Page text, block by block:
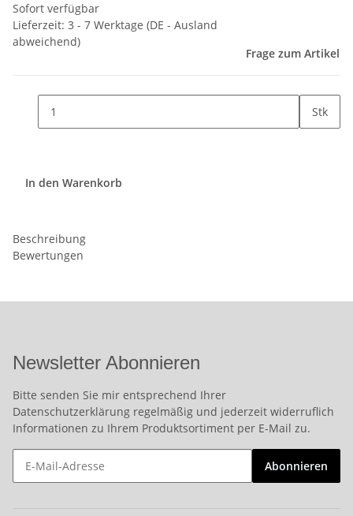
Sofort verfügbar
Lieferzeit: 3 - 7 Werktage (DE - Ausland
abweichend)
Frage zum Artikel
Stk
In den Warenkorb
Beschreibung
Bewertungen
Newsletter Abonnieren
Bitte senden Sie mir entsprechend Ihrer
Datenschutzerklärung regelmäßig und jederzeit widerruflich
Informationen zu Ihrem Produktsortiment per E-Mail zu.
Abonnieren